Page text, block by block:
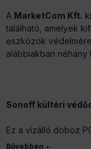
A MarketCom Kft.
található, amelyek
eszközök
alábbiakban néhány
Sonoff kültéri
Ez a vízálló doboz
szennyeződésálló